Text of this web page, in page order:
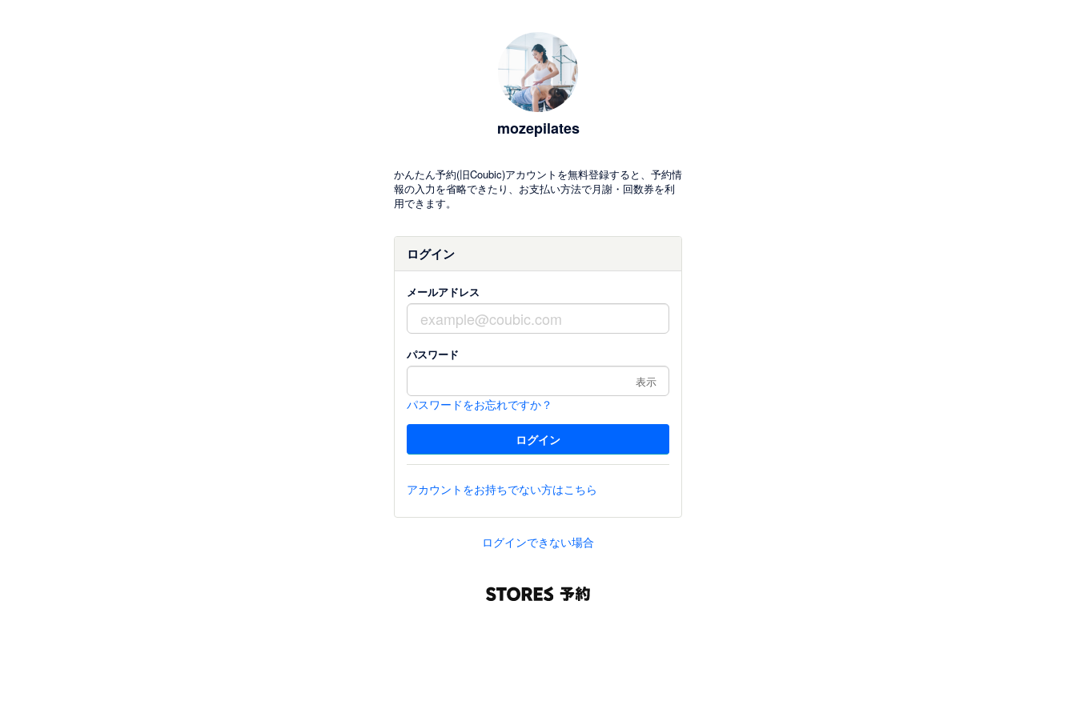
mozepilates
かんたん予約(旧Coubic)アカウントを無料登録すると、予約情
報の入力を省略できたり、お支払い方法で月謝・回数券を利
用できます。
ログイン
メールアドレス
パスワード
表示
パスワードをお忘れですか？
アカウントをお持ちでない方はこちら
ログインできない場合